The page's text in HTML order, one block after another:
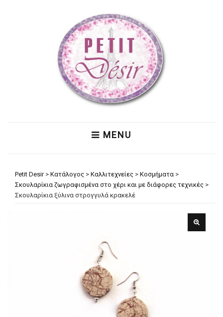
MENU
Petit Desir> Κατάλογος > Καλλιτεχνείες > Κοσμήματα >
Σκουλαρίκια ζωγραφισμένα στο χέρι και με διάφορες τεχνικές >
Σκουλαρίκια ξύλινα στρογγυλά κρακελέ